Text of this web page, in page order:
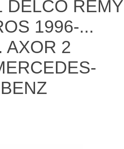
DELCO REMY
1996-...
AXOR 2